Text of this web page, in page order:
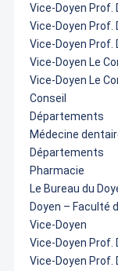
Vice-Doyen Prof.
Vice-Doyen Prof.
Vice-Doyen Prof.
Vice-Doyen Le
Vice-Doyen Le
Conseil
Départements
Médecine
Départements
Pharmacie
Le Bureau du
Doyen – Faculté
Vice-Doyen
Vice-Doyen Prof.
Vice-Doyen Prof.